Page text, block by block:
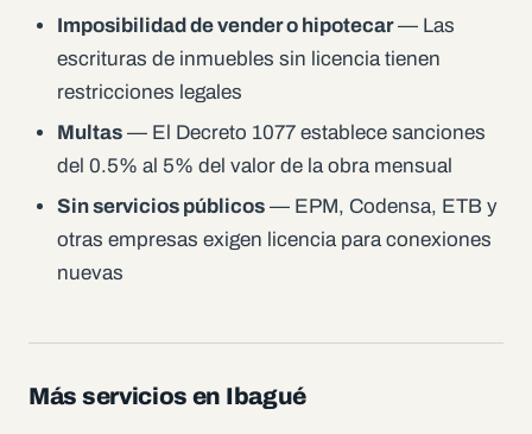
Imposibilidad de vender o hipotecar— Las
escrituras de inmuebles sin licencia tienen
restricciones legales
Multas — El Decreto 1077 establece sanciones
del 0.5% al 5% del valor de la obra mensual
Sin servicios públicos — EPM, Codensa, ETB y
otras empresas exigen licencia para conexiones
nuevas
Más servicios en Ibagué